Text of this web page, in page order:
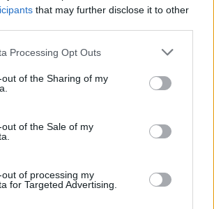
that may further disclose it to other
website/app uses one or more Google
visit or usage behaviour. You may click to
to Google and its third-party tags to
specified purposes in below Google
Processing Opt Outs
of the Sharing of my
of the Sale of my
of processing my
for Targeted Advertising.